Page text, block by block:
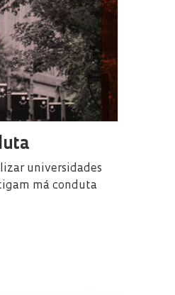
universidades
má conduta